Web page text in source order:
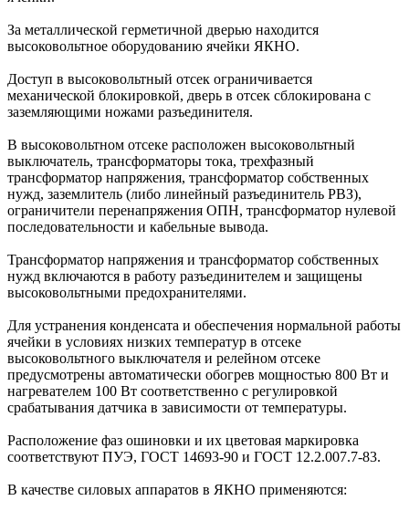
За металлической герметичной дверью находится
высоковольтное оборудованию ячейки ЯКНО.
Доступ в высоковольтный отсек ограничивается
механической блокировкой, дверь в отсек сблокирована с
заземляющими ножами разъединителя.
В высоковольтном отсеке расположен высоковольтный
выключатель, трансформаторы тока, трехфазный
трансформатор напряжения, трансформатор собственных
нужд, заземлитель (либо линейный разъединитель РВЗ),
ограничители перенапряжения ОПН, трансформатор нулевой
последовательности и кабельные вывода.
Трансформатор напряжения и трансформатор собственных
нужд включаются в работу разъединителем и защищены
высоковольтными предохранителями.
Для устранения конденсата и обеспечения нормальной работы
ячейки в условиях низких температур в отсеке
высоковольтного выключателя и релейном отсеке
предусмотрены автоматически обогрев мощностью 800 Вт и
нагревателем 100 Вт соответственно с регулировкой
срабатывания датчика в зависимости от температуры.
Расположение фаз ошиновки и их цветовая маркировка
соответствуют ПУЭ, ГОСТ 14693-90 и ГОСТ 12.2.007.7-83.
В качестве силовых аппаратов в ЯКНО применяются: